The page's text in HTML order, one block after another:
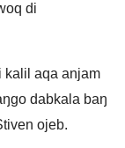
di
kalil aqa anjam
dabkala baŋ
ojeb.